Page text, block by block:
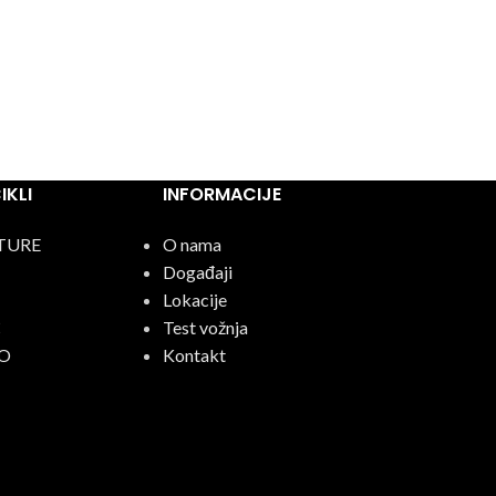
INFORMACIJE
O nama
Događaji
Lokacije
Test vožnja
Kontakt